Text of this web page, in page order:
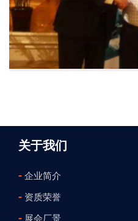
关于我们
- 企业简介
- 资质荣誉
- 展会厂景